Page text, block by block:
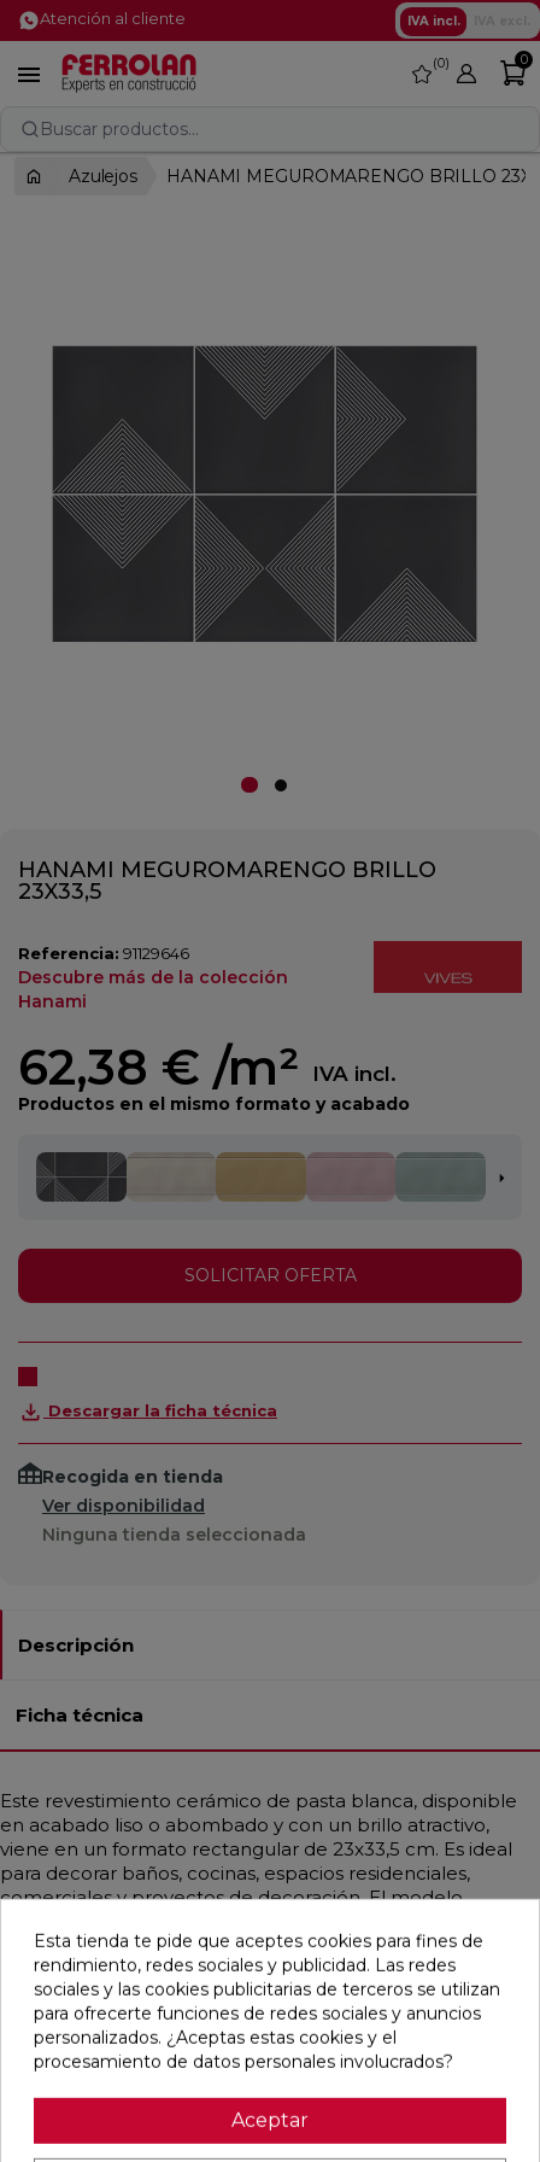
Atención al cliente IVA incl.
 favorite
0 0
Buscar productos...
Azulejos HANAMI MEGUROMARENGO BRILLO
HANAMI MEGUROMARENGO BRILLO
23X33,5
Referencia: 91129646
Descubre más de la colección
Hanami
62,38 € /m² IVA incl.
Productos en el mismo formato y acabado
SOLICITAR OFERTA
Descargar la ficha técnica
Recogida en tienda
Ver disponibilidad
Ninguna tienda seleccionada
Descripción
Ficha técnica
Este revestimiento cerámico de pasta blanca, disponible
en acabado liso o abombado y con un brillo atractivo,
viene en un formato rectangular de 23x33,5 cm. Es ideal
para decorar baños, cocinas, espacios residenciales,
comerciales y proyectos de decoración. El modelo
pueden alternar, todos incluidos en la misma caja. Con un
estilo vintage que emula el diseño hidráulico, predominan
los tonos de gris medio en un encantador patrón
patchwork.
Pensamos que te puede interesar
Esta tienda te pide que aceptes cookies para fines de
rendimiento, redes sociales y publicidad. Las redes
sociales y las cookies publicitarias de terceros se utilizan
para ofrecerte funciones de redes sociales y anuncios
personalizados. ¿Aceptas estas cookies y el
procesamiento de datos personales involucrados?
Aceptar